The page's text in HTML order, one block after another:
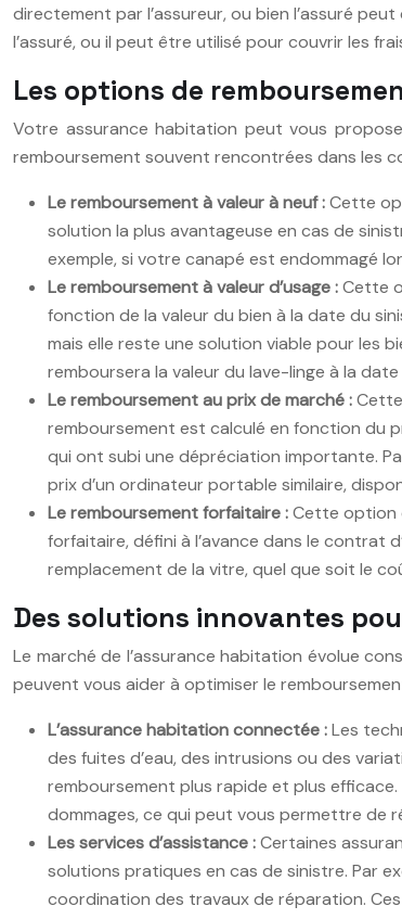
directement par l’assureur, ou bien l’assuré
l’assuré, ou il peut être utilisé pour couvrir les
Les options de
Votre assurance habitation peut vous
remboursement souvent rencontrées dans les
Le remboursement à valeur à neuf :Cette
solution la plus avantageuse en cas de
exemple, si votre canapé est endommagé
Le remboursement à valeur d’usage :Cette
fonction de la valeur du bien à la date du
mais elle reste une solution viable pour les
remboursera la valeur du lave-linge à la
Le remboursement au prix de marché :
remboursement est calculé en fonction du
qui ont subi une dépréciation importante.
prix d’un ordinateur portable similaire,
Le remboursement forfaitaire :Cette option
forfaitaire, défini à l’avance dans le contrat
remplacement de la vitre, quel que soit le
Des solutions innovantes
Le marché de l’assurance habitation évolue
peuvent vous aider à optimiser le
L’assurance habitation connectée :Les
des fuites d’eau, des intrusions ou des
remboursement plus rapide et plus
dommages, ce qui peut vous permettre de
Les services d’assistance :Certaines
solutions pratiques en cas de sinistre. Par
coordination des travaux de réparation.